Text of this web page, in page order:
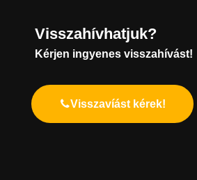
Visszahívhatjuk?
Kérjen ingyenes visszahívást!
Visszavíást kérek!